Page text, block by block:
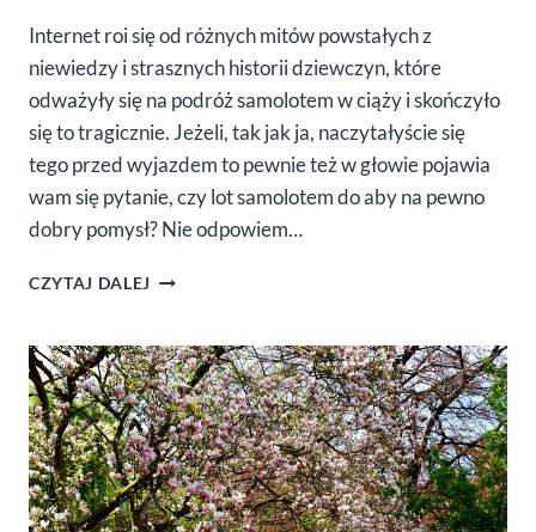
Internet roi się od różnych mitów powstałych z
niewiedzy i strasznych historii dziewczyn, które
odważyły się na podróż samolotem w ciąży i skończyło
się to tragicznie. Jeżeli, tak jak ja, naczytałyście się
tego przed wyjazdem to pewnie też w głowie pojawia
wam się pytanie, czy lot samolotem do aby na pewno
dobry pomysł? Nie odpowiem…
CZYTAJ DALEJ LATANIE
CIĄŻY
–
MOJE
DOŚWIADCZENIA